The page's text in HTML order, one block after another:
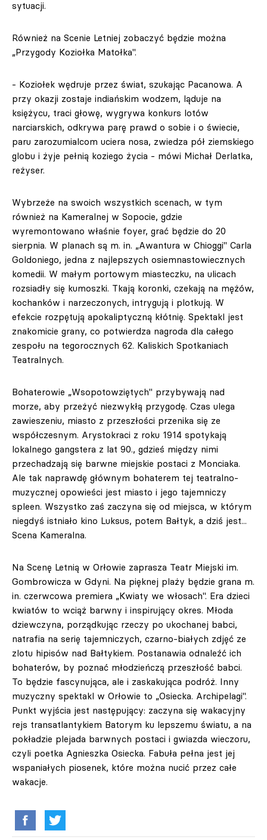
sytuacji.
Również na Scenie Letniej zobaczyć będzie można
„Przygody Koziołka Matołka".
- Koziołek wędruje przez świat, szukając Pacanowa. A
przy okazji zostaje indiańskim wodzem, ląduje na
księżycu, traci głowę, wygrywa konkurs lotów
narciarskich, odkrywa parę prawd o sobie i o świecie,
paru zarozumialcom uciera nosa, zwiedza pół ziemskiego
globu i żyje pełnią koziego życia - mówi Michał Derlatka,
reżyser.
Wybrzeże na swoich wszystkich scenach, w tym
również na Kameralnej w Sopocie, gdzie
wyremontowano właśnie foyer, grać będzie do 20
sierpnia. W planach są m. in. „Awantura w Chioggi" Carla
Goldoniego, jedna z najlepszych osiemnastowiecznych
komedii. W małym portowym miasteczku, na ulicach
rozsiadły się kumoszki. Tkają koronki, czekają na mężów,
kochanków i narzeczonych, intrygują i plotkują. W
efekcie rozpętują apokaliptyczną kłótnię. Spektakl jest
znakomicie grany, co potwierdza nagroda dla całego
zespołu na tegorocznych 62. Kaliskich Spotkaniach
Teatralnych.
Bohaterowie „Wsopotowziętych" przybywają nad
morze, aby przeżyć niezwykłą przygodę. Czas ulega
zawieszeniu, miasto z przeszłości przenika się ze
współczesnym. Arystokraci z roku 1914 spotykają
lokalnego gangstera z lat 90., gdzieś między nimi
przechadzają się barwne miejskie postaci z Monciaka.
Ale tak naprawdę głównym bohaterem tej teatralno-
muzycznej opowieści jest miasto i jego tajemniczy
spleen. Wszystko zaś zaczyna się od miejsca, w którym
niegdyś istniało kino Luksus, potem Bałtyk, a dziś jest...
Scena Kameralna.
Na Scenę Letnią w Orłowie zaprasza Teatr Miejski im.
Gombrowicza w Gdyni. Na pięknej plaży będzie grana m.
in. czerwcowa premiera „Kwiaty we włosach". Era dzieci
kwiatów to wciąż barwny i inspirujący okres. Młoda
dziewczyna, porządkując rzeczy po ukochanej babci,
natrafia na serię tajemniczych, czarno-białych zdjęć ze
zlotu hipisów nad Bałtykiem. Postanawia odnaleźć ich
bohaterów, by poznać młodzieńczą przeszłość babci.
To będzie fascynująca, ale i zaskakująca podróż. Inny
muzyczny spektakl w Orłowie to „Osiecka. Archipelagi".
Punkt wyjścia jest następujący: zaczyna się wakacyjny
rejs transatlantykiem Batorym ku lepszemu światu, a na
pokładzie plejada barwnych postaci i gwiazda wieczoru,
czyli poetka Agnieszka Osiecka. Fabuła pełna jest jej
wspaniałych piosenek, które można nucić przez całe
wakacje.